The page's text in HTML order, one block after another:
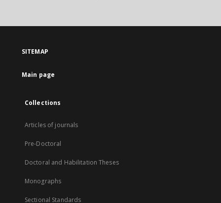
SITEMAP
Main page
Collections
Articles of journals
Pre-Doctoral
Doctoral and Habilitation Theses
Monographs
Sectional Standards